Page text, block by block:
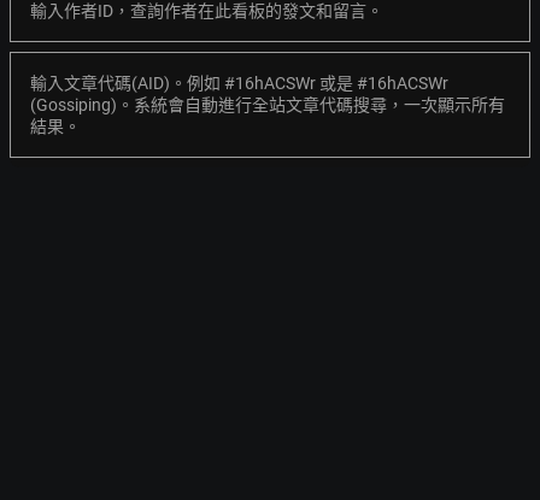
輸入作者ID，查詢作者在此看板的發文和留言。
輸入文章代碼(AID)。例如 #16hACSWr 或是 #16hACSWr
(Gossiping)。系統會自動進行全站文章代碼搜尋，一次顯示所有
結果。